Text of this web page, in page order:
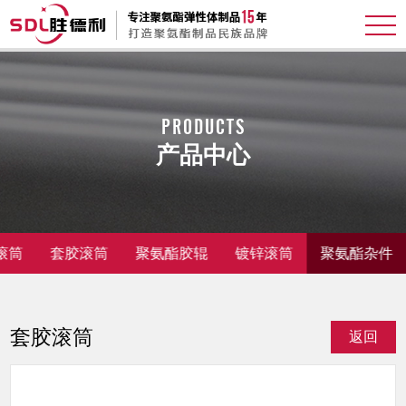
PRODUCTS
产品中心
筒 套胶滚筒 聚氨酯胶辊 镀锌滚筒 聚氨酯杂件
套胶滚筒 返回